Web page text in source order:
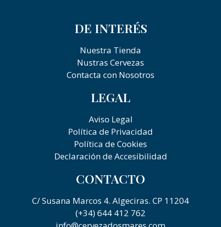
DE INTERÉS
Nuestra Tienda
Nustras Cervezas
Contacta con Nosotros
LEGAL
Aviso Legal
Política de Privacidad
Política de Cookies
Declaración de Accesibilidad
CONTACTO
C/ Susana Marcos 4. Algeciras. CP 11204
(+34) 644 412 762